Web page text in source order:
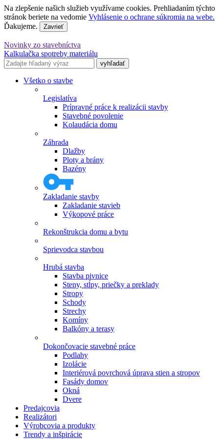
Na zlepšenie našich služieb využívame cookies. Prehliadaním týchto
stránok beriete na vedomie Vyhlásenie o ochrane súkromia na webe.
Ďakujeme.
Zavrieť
Novinky zo stavebníctva
Kalkulačka spotreby materiálu
Všetko o stavbe
Legislatíva
Prípravné práce k realizácii stavby
Stavebné povolenie
Kolaudácia domu
Záhrada
Dlažby
Ploty a brány
Bazény
Zakladanie stavby
Zakladanie stavieb
Výkopové práce
Rekonštrukcia domu a bytu
Sprievodca stavbou
Hrubá stavba
Stavba pivnice
Steny, stĺpy, priečky a preklady
Stropy
Schody
Strechy
Komíny
Balkóny a terasy
Dokončovacie stavebné práce
Podlahy
Izolácie
Interiérová povrchová úprava stien a stropov
Fasády domov
Okná
Dvere
Predajcovia
Realizátori
Výrobcovia a produkty
Trendy a inšpirácie